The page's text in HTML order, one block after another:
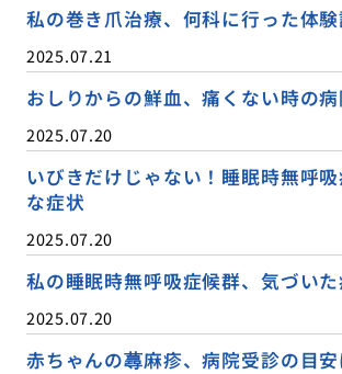
私の巻き爪治療、何科に行った体験
2025.07.21
おしりからの鮮血、痛くない時の
2025.07.20
いびきだけじゃない！睡眠時無呼
な症状
2025.07.20
私の睡眠時無呼吸症候群、気づい
2025.07.20
赤ちゃんの蕁麻疹、病院受診の目安